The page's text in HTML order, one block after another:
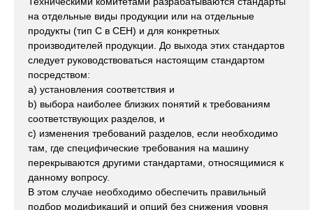
на отдельные виды продукции или на отдельные
продукты (тип С в СЕН) и для конкретных
производителей продукции. До выхода этих стандартов
следует руководствоваться настоящим стандартом
посредством:
a) установления соответствия и
b) выбора наиболее близких понятий к требованиям
соответствующих разделов, и
c) изменения требований разделов, если необходимо
там, где специфические требования на машину
перекрываются другими стандартами, относящимися к
данному вопросу.
В этом случае необходимо обеспечить правильный
подбор модификаций и опций без снижения уровня